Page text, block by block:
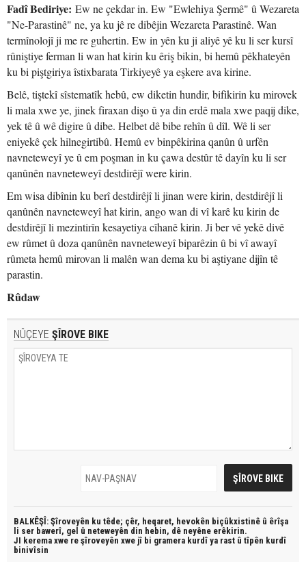
Fadî Bediriye: Ew ne çekdar in. Ew "Ewlehiya Şermê" û Wezareta
"Ne-Parastinê" ne, ya ku jê re dibêjin Wezareta Parastinê. Wan
termînolojî ji me re guhertin. Ew in yên ku ji aliyê yê ku li ser kursî
rûniştiye ferman li wan hat kirin ku êriş bikin, bi hemû pêkhateyên
ku bi piştgiriya îstixbarata Tirkiyeyê ya eşkere ava kirine.
Belê, tiştekî sîstematîk hebû, ew diketin hundir, bifikirin ku mirovek
li mala xwe ye, jinek firaxan dişo û ya din erdê mala xwe paqij dike,
yek tê û wê digire û dibe. Helbet dê bibe rehîn û dîl. Wê li ser
eniyekê çek hilnegirtibû. Hemû ev binpêkirina qanûn û urfên
navneteweyî ye û em poşman in ku çawa destûr tê dayîn ku li ser
qanûnên navneteweyî destdirêjî were kirin.
Em wisa dibînin ku berî destdirêjî li jinan were kirin, destdirêjî li
qanûnên navneteweyî hat kirin, ango wan di vî karê ku kirin de
destdirêjî li mezintirîn kesayetiya cîhanê kirin. Ji ber vê yekê divê
ew rûmet û doza qanûnên navneteweyî biparêzin û bi vî awayî
rûmeta hemû mirovan li malên wan dema ku bi aştiyane dijîn tê
parastin.
Rûdaw
NÛÇEYE ŞÎROVE BIKE
BALKÊŞÎ: Şîroveyên ku têde; çêr, heqaret, hevokên biçûkxistinê û êrîşa
li ser bawerî, gel û neteweyên din hebin, dê neyêne erêkirin.
JI kerema xwe re şîroveyên xwe jî bi gramera kurdî ya rast û tîpên kurdî
binivîsin